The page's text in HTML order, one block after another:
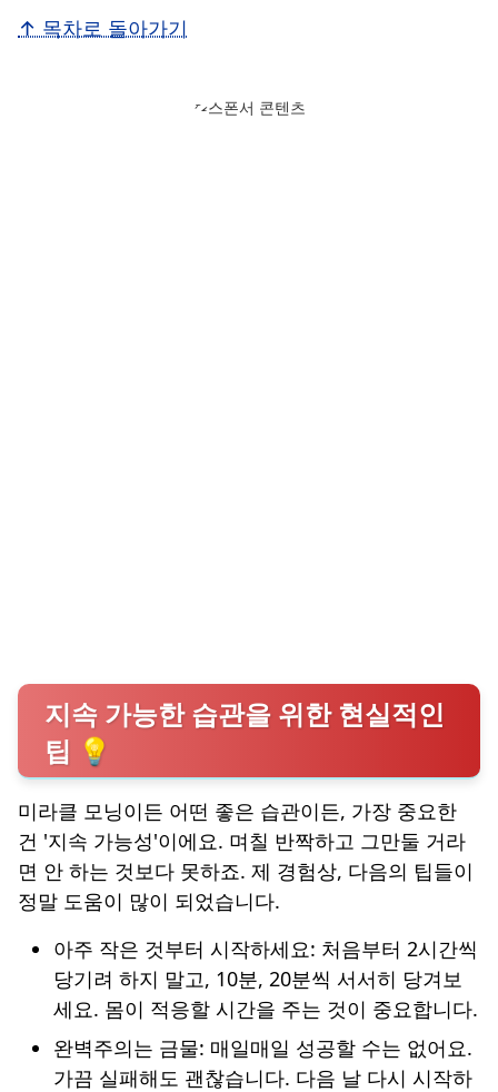
↑ 목차로 돌아가기
스폰서 콘텐츠
지속 가능한 습관을 위한 현실적인
팁 💡
미라클 모닝이든 어떤 좋은 습관이든, 가장 중요한
건 '지속 가능성'이에요. 며칠 반짝하고 그만둘 거라
면 안 하는 것보다 못하죠. 제 경험상, 다음의 팁들이
정말 도움이 많이 되었습니다.
아주 작은 것부터 시작하세요: 처음부터 2시간씩
당기려 하지 말고, 10분, 20분씩 서서히 당겨보
세요. 몸이 적응할 시간을 주는 것이 중요합니다.
완벽주의는 금물: 매일매일 성공할 수는 없어요.
가끔 실패해도 괜찮습니다. 다음 날 다시 시작하